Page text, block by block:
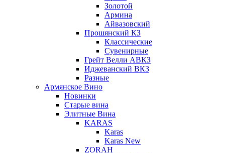
Золотой
Армина
Айвазовский
Прошянский КЗ
Классические
Сувенирные
Грейт Велли АВКЗ
Иджеванский ВКЗ
Разные
Армянское Вино
Новинки
Старые вина
Элитные Вина
KARAS
Karas
Karas New
ZORAH